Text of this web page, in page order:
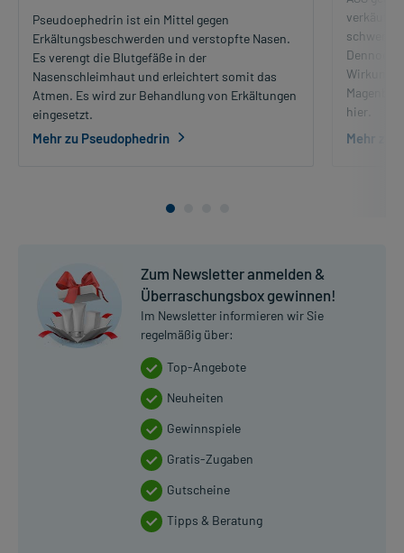
Pseudoephedrin ist ein Mittel gegen
Erkältungsbeschwerden und verstopfte Nasen.
Es verengt die Blutgefäße in der
Nasenschleimhaut und erleichtert somit das
Atmen. Es wird zur Behandlung von Erkältungen
eingesetzt.
Mehr zu Pseudophedrin
Dennoch
hier.
Mehr zu
Zum Newsletter anmelden &
Überraschungsbox gewinnen!
Im Newsletter informieren wir Sie
regelmäßig über:
Top-Angebote
Neuheiten
Gewinnspiele
Gratis-Zugaben
Gutscheine
Tipps & Beratung